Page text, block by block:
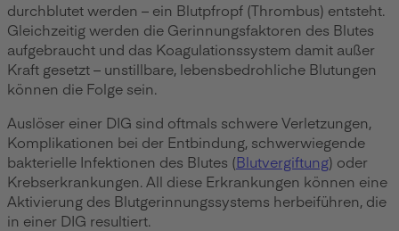
durchblutet werden – ein Blutpfropf (Thrombus) entsteht.
Gleichzeitig werden die Gerinnungsfaktoren des Blutes
aufgebraucht und das Koagulationssystem damit außer
Kraft gesetzt – unstillbare, lebensbedrohliche Blutungen
können die Folge sein.
Auslöser einer DIG sind oftmals schwere Verletzungen,
Komplikationen bei der Entbindung, schwerwiegende
bakterielle Infektionen des Blutes (Blutvergiftung) oder
Krebserkrankungen. All diese Erkrankungen können eine
Aktivierung des Blutgerinnungssystems herbeiführen, die
in einer DIG resultiert.